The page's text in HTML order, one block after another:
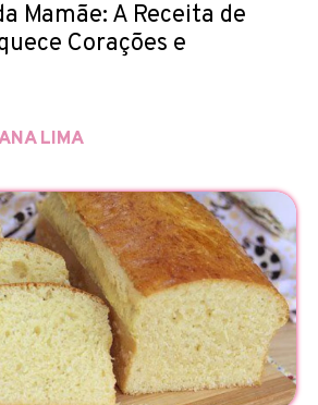
Mamãe: A Receita de
Corações e
LIMA